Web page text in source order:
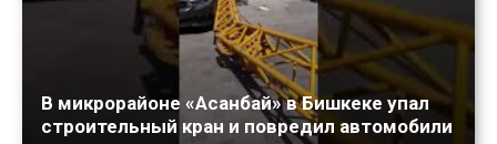
В микрорайоне «Асанбай» в Бишкеке упал
строительный кран и повредил автомобили